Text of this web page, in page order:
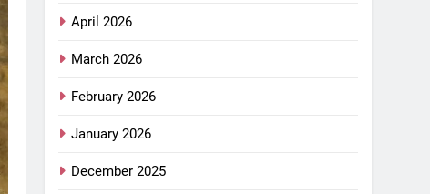
April 2026
March 2026
February 2026
January 2026
December 2025